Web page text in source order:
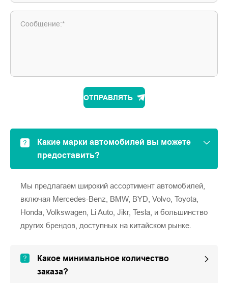
Сообщение:*
ОТПРАВЛЯТЬ
Какие марки автомобилей вы можете
предоставить?
Мы предлагаем широкий ассортимент автомобилей,
включая Mercedes-Benz, BMW, BYD, Volvo, Toyota,
Honda, Volkswagen, Li Auto, Jikr, Tesla, и большинство
других брендов, доступных на китайском рынке.
Какое минимальное количество
заказа?